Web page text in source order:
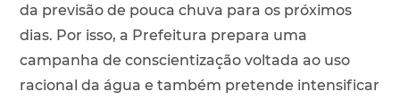
da previsão de pouca chuva para os próximos
dias. Por isso, a Prefeitura prepara uma
campanha de conscientização voltada ao uso
racional da água e também pretende intensificar